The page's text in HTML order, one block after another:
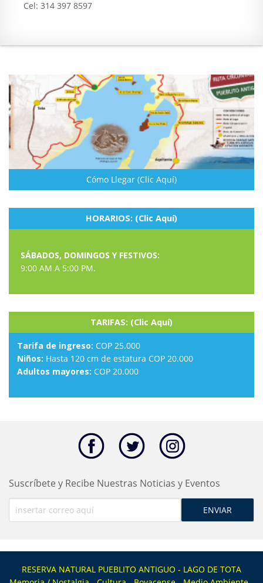
Cel: 314 397 8597
Cómo Llegar (Clic Aquí)
HORARIOS: (Clic Aquí)
SÁBADOS, DOMINGOS Y FESTIVOS:
9:00 AM A 5:00 PM.
TARIFAS: (Clic Aquí)
Tarifa de ingreso: COP 25.000
Niños: Hasta 120 cm de estatura COP 20.000
Adultos mayores: COP 20.000
Suscríbete y Recibe Nuestras Noticias y Eventos
RESERVA NATURAL PUEBLITO ANTIGUO - LAGO DE TOTA